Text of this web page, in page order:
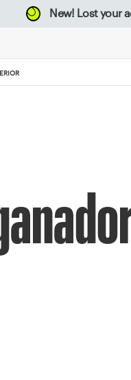
New! Lost your